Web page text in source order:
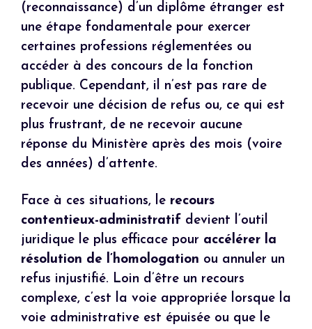
(reconnaissance) d’un diplôme étranger est
une étape fondamentale pour exercer
certaines professions réglementées ou
accéder à des concours de la fonction
publique. Cependant, il n’est pas rare de
recevoir une décision de refus ou, ce qui est
plus frustrant, de ne recevoir aucune
réponse du Ministère après des mois (voire
des années) d’attente.
Face à ces situations, le recours
contentieux-administratif devient l’outil
juridique le plus efficace pour accélérer la
résolution de l’homologation ou annuler un
refus injustifié. Loin d’être un recours
complexe, c’est la voie appropriée lorsque la
voie administrative est épuisée ou que le